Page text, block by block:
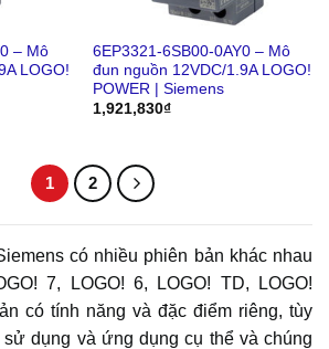
– Mô
LOGO!
6EP3321-6SB00-0AY0 – Mô
đun nguồn 12VDC/1.9A LOGO!
POWER | Siemens
1,921,830₫
1 2
có nhiều phiên bản khác nhau
7, LOGO! 6, LOGO! TD, LOGO!
có tính năng và đặc điểm riêng, tùy
dụng và ứng dụng cụ thể và chúng